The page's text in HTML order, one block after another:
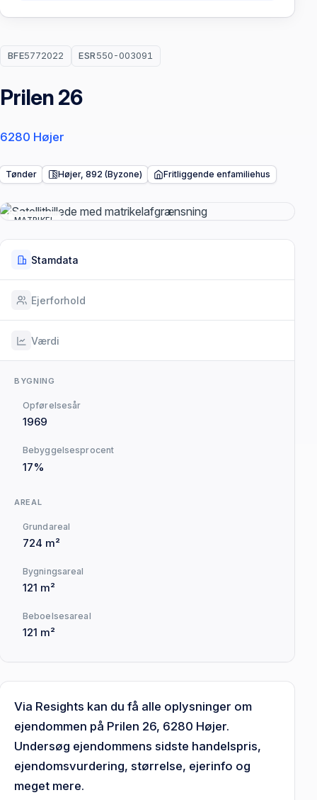
BFE5772022 ESR550-003091
Prilen 26
6280 Højer
Tønder Højer, 892 (Byzone) Fritliggende enfamiliehus
MATRIKEL
Stamdata
Ejerforhold
Værdi
BYGNING
Opførelsesår
1969
Bebyggelsesprocent
17%
AREAL
Grundareal
724 m²
Bygningsareal
121 m²
Beboelsesareal
121 m²
Via Resights kan du få alle oplysninger om
ejendommen på Prilen 26, 6280 Højer.
Undersøg ejendommens sidste handelspris,
ejendomsvurdering, størrelse, ejerinfo og
meget mere.